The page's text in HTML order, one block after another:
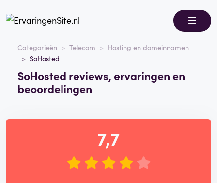
Categorieën Telecom
Hosting en domeinnamen
SoHosted
SoHosted reviews, ervaringen en
beoordelingen
7,7